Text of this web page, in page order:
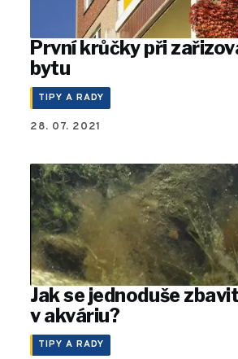
První krůčky při
bytu
TIPY A RADY
28. 07. 2021
Jak se jednoduše
v akváriu?
TIPY A RADY